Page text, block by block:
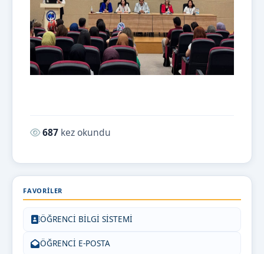
Okunma sayısı:
687 kez okundu
FAVORILER
ÖĞRENCİ BİLGİ SİSTEMİ
ÖĞRENCİ E-POSTA